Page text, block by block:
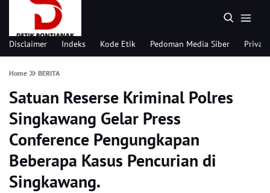
Disclaimer Indeks Kode Etik Pedoman Media Siber
Home BERITA
Satuan Reserse Kriminal Polres
Singkawang Gelar Press
Conference Pengungkapan
Beberapa Kasus Pencurian di
Singkawang.